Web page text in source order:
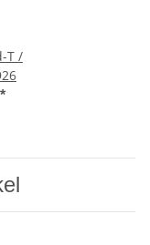
T /
*